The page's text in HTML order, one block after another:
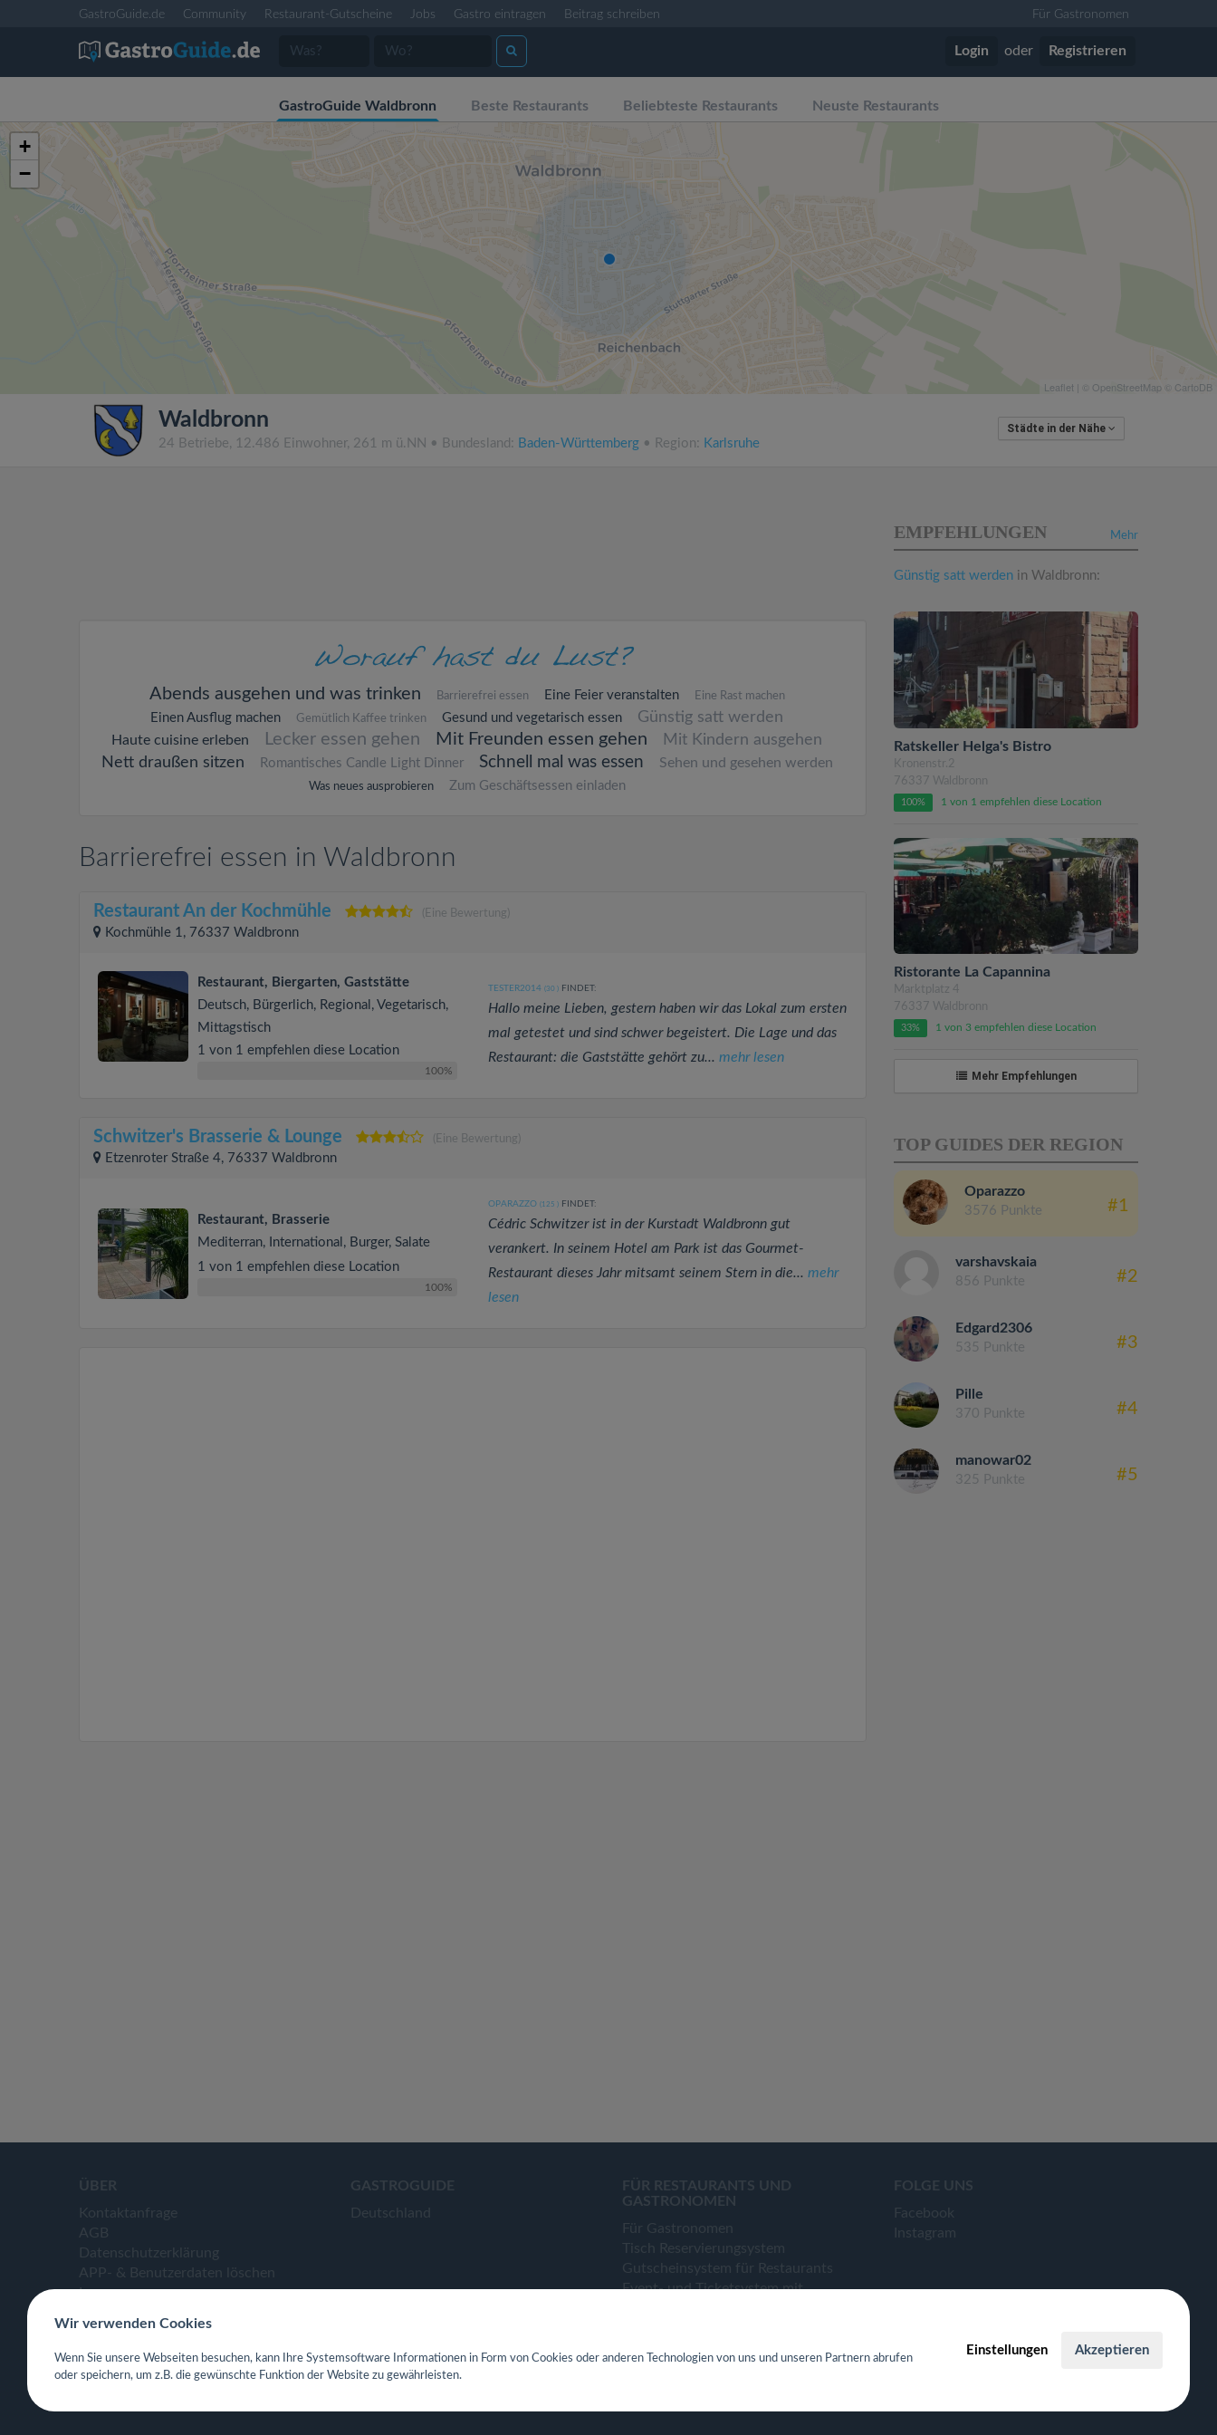
GastroGuide.de Community Restaurant-Gutscheine Jobs Gastro eintragen Beitrag schreiben Für Gastronomen
Login oder Registrieren
GastroGuide Waldbronn Beste Restaurants Beliebteste Restaurants Neuste Restaurants
+
−
Leaflet | © OpenStreetMap © CartoDB
Waldbronn
24 Betriebe, 12.486 Einwohner, 261 m ü.NN • Bundesland: Baden-Württemberg • Region: Karlsruhe
Städte in der Nähe
Abends ausgehen und was trinken Barrierefrei essen Eine Feier veranstalten Eine Rast machen
Einen Ausflug machen Gemütlich Kaffee trinken Gesund und vegetarisch essen Günstig satt werden
Haute cuisine erleben Lecker essen gehen Mit Freunden essen gehen
Mit Kindern ausgehen
Nett draußen sitzen
Romantisches Candle Light Dinner Schnell mal was essen Sehen und gesehen werden
Was neues ausprobieren Zum Geschäftsessen einladen
Barrierefrei essen in Waldbronn
Restaurant An der Kochmühle (Eine Bewertung)
Kochmühle 1, 76337 Waldbronn
Restaurant, Biergarten, Gaststätte
Deutsch, Bürgerlich, Regional, Vegetarisch,
Mittagstisch
1 von 1 empfehlen diese Location
100%
TESTER2014 (30 )FINDET:
Hallo meine Lieben, gestern haben wir das Lokal zum ersten
mal getestet und sind schwer begeistert. Die Lage und das
Restaurant: die Gaststätte gehört zu... mehr lesen
Schwitzer's Brasserie & Lounge (Eine Bewertung)
Etzenroter Straße 4, 76337 Waldbronn
Restaurant, Brasserie
Mediterran, International, Burger, Salate
1 von 1 empfehlen diese Location
100%
OPARAZZO (125 )FINDET:
Cédric Schwitzer ist in der Kurstadt Waldbronn gut
verankert. In seinem Hotel am Park ist das Gourmet-
Restaurant dieses Jahr mitsamt seinem Stern in die... mehr
lesen
Mehr
EMPFEHLUNGEN
Günstig satt werden in Waldbronn:
Ratskeller Helga's Bistro
Kronenstr.2
76337 Waldbronn
100% 1 von 1 empfehlen diese Location
Ristorante La Capannina
Marktplatz 4
76337 Waldbronn
33% 1 von 3 empfehlen diese Location
Mehr Empfehlungen
TOP GUIDES DER REGION
Oparazzo
3576 Punkte #1
varshavskaia
856 Punkte #2
Edgard2306
535 Punkte #3
Pille
370 Punkte #4
manowar02
325 Punkte #5
ÜBER
Kontaktanfrage
AGB
Datenschutzerklärung
APP- & Benutzerdaten löschen
Impressum
GASTROGUIDE
Deutschland
FÜR RESTAURANTS UND
GASTRONOMEN
Für Gastronomen
Tisch Reservierungsystem
Gutscheinsystem für Restaurants
Event- und Ticketsystem mit
Webseiten für Restaurant
FOLGE UNS
Facebook
Instagram
Wir verwenden Cookies
Wenn Sie unsere Webseiten besuchen, kann Ihre Systemsoftware Informationen in Form von Cookies oder anderen Technologien von uns und unseren Partnern abrufen
oder speichern, um z.B. die gewünschte Funktion der Website zu gewährleisten.
Einstellungen Akzeptieren